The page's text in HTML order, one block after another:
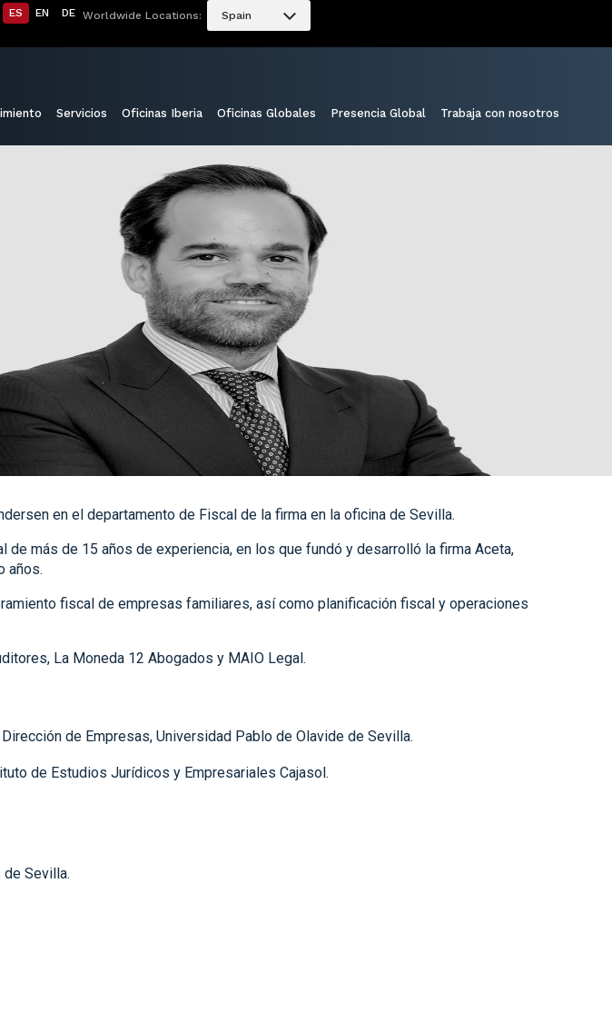
ES EN DE Worldwide Locations: Spain
Servicios Oficinas Iberia Oficinas Globales Presencia Global Trabaja con nosotros
en el departamento de Fiscal de la firma en la oficina de Sevilla.
de más de 15 años de experiencia, en los que fundó y desarrolló la firma Aceta,
años.
fiscal de empresas familiares, así como planificación fiscal y operaciones
La Moneda 12 Abogados y MAIO Legal.
de Empresas, Universidad Pablo de Olavide de Sevilla.
de Estudios Jurídicos y Empresariales Cajasol.
Sevilla.